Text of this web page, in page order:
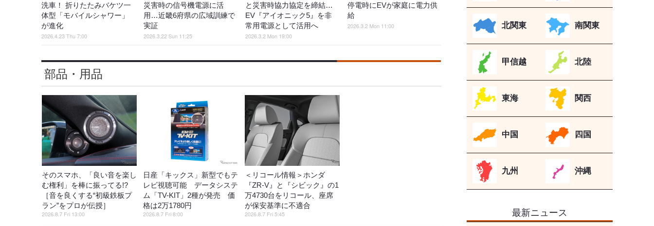
洗車！ 折りたたみバケツ一
体型「モバイルシャワー」
が進化
2026.4.23 Thu 7:00
災害時の信号機電源に活
用…近畿6府県の広域訓練で
実証
2026.3.22 Sun 11:25
と災害時協力協定を締結…
EV『アイオニック5』を非
常用電源として活用へ
2026.3.2 Mon 19:00
停電時にEVが家庭に電力供
給
2026.3.2 Mon 11:00
部品・用品
そのスマホ、「良い音を楽し
む権利」を棒に振ってる!?
［音を良くする“初級鉄板プ
ラン”をプロが伝授］
2026.8.7 Fri 13:00
日産「キックス」新型でもテ
レビ視聴可能 データシステ
ム「TV-KIT」2種が発売 価
格は2万1780円
2026.8.7 Fri 8:00
＜リコール情報＞ホンダ
『ZR-V』と『シビック』の1
万4730台をリコール、座席
が保安基準に不適合
2026.8.7 Fri 5:45
北関東 南関東
甲信越 北陸
東海 関西
中国 四国
九州 沖縄
最新ニュース